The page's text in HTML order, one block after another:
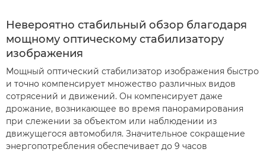
Невероятно стабильный обзор благодаря
мощному оптическому стабилизатору
изображения
Мощный оптический стабилизатор изображения быстро
и точно компенсирует множество различных видов
сотрясений и движений. Он компенсирует даже
дрожание, возникающее во время панорамирования
при слежении за объектом или наблюдении из
движущегося автомобиля. Значительное сокращение
энергопотребления обеспечивает до 9 часов